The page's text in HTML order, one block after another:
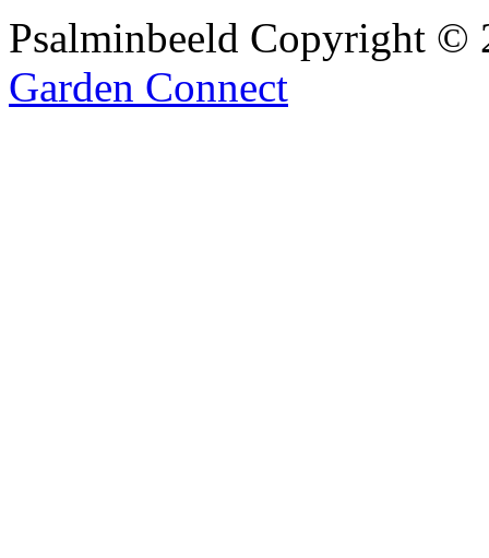
Psalminbeeld Copyright ©
Garden Connect